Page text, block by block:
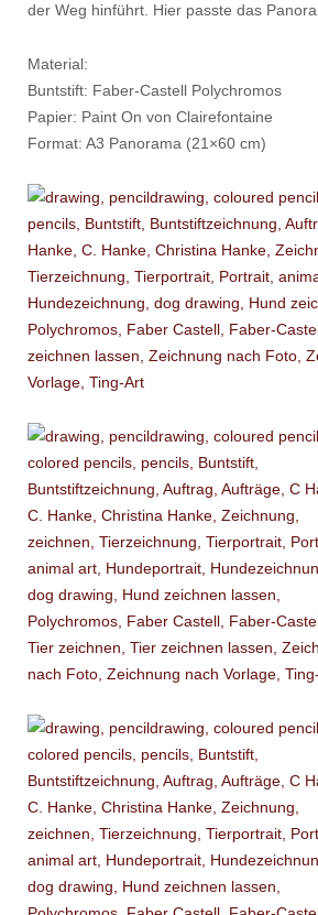
der Weg hinführt. Hier passte das
Material:
Buntstift: Faber-Castell Polychromos
Papier: Paint On von Clairefontaine
Format: A3 Panorama (21×60 cm)